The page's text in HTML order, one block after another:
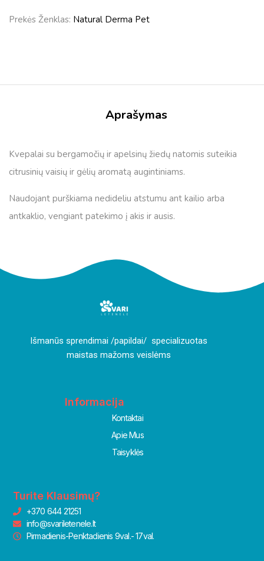
Prekės Ženklas: Natural Derma Pet
Aprašymas
Kvepalai su bergamočių ir apelsinų žiedų natomis suteikia
citrusinių vaisių ir gėlių aromatą augintiniams.
Naudojant purškiama nedideliu atstumu ant kailio arba
antkaklio, vengiant patekimo į akis ir ausis.
Išmanūs sprendimai /papildai/ specializuotas
maistas mažoms veislėms
Informacija
Kontaktai
Apie Mus
Taisyklės
Turite Klausimų?
+370 644 21251
info@svariletenele.lt
Pirmadienis-Penktadienis 9val.- 17val.